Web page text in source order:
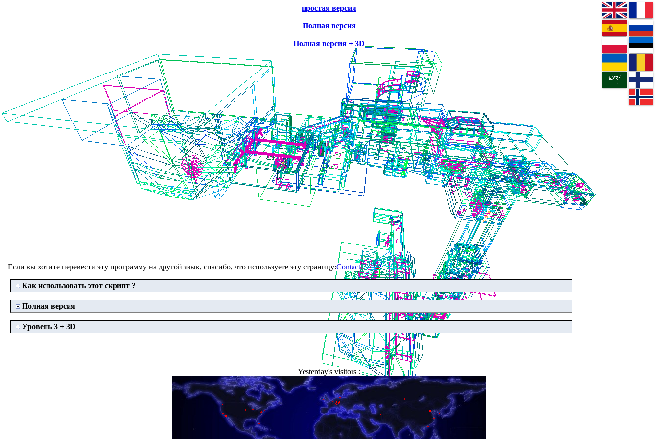
простая версия
Полная версия
Полная версия + 3D
Если вы хотите перевести эту программу на другой язык, спасибо, что используете эту страницу:Contact
Как использовать этот скрипт ?
Полная версия
Уровень 3 + 3D
Yesterday's visitors :